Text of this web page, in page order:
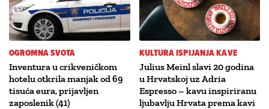
OGROMNA SVOTA
Inventura u crikveničkom
hotelu otkrila manjak od 69
tisuća eura, prijavljen
zaposlenik (41)
KULTURA ISPIJANJA KAVE
Julius Meinl slavi 20 godina
u Hrvatskoj uz Adria
Espresso – kavu inspiriranu
ljubavlju Hrvata prema kavi